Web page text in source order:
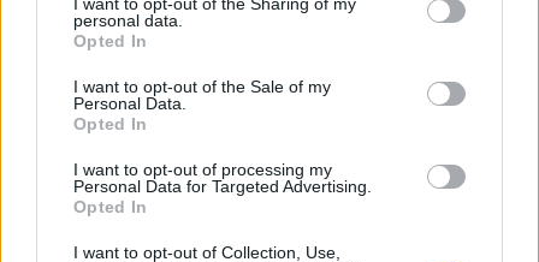
grant or deny consent to Google and its third-party tags to
use your data for below specified purposes in below Google
consent section.
personal data.
Opted In
I want to opt-out of the Sale of my
Personal Data.
Opted In
I want to opt-out of processing my
Personal Data for Targeted Advertising.
Opted In
I want to opt-out of Collection, Use,